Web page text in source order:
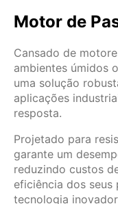
Motor de
Cansado de
ambientes úmidos
uma solução
aplicações
resposta.
Projetado para
garante um
reduzindo custos
eficiência dos seus
tecnologia